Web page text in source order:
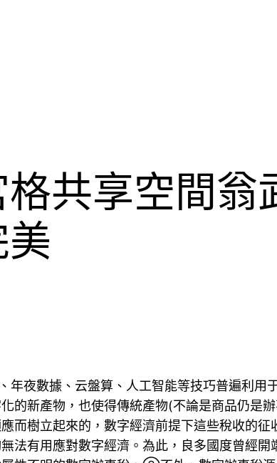
共享空間翁
年夜數據、云盤算、人工智能等技巧普遍利用
的新產物，也使得傳統產物(不論是商品仍
而樹立起來的，數字經濟前提下這些稅收的
法有用應對數字經濟。為此，良多國度曾經